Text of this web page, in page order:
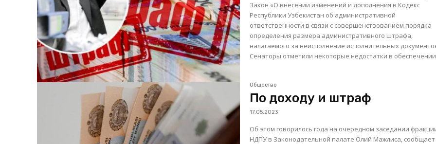
Закон «О внесении изменений и дополнения в Кодекс
Республики Узбекистан об административной
ответственности в связи с совершенствованием порядка
определения размера административного штрафа,
налагаемого за неисполнение исполнительных
Сенаторы отметили некоторые недостатки в
Общество
По доходу и штраф
17.05.2023
Об этом говорилось года на очередном заседании
НДПУ в Законодательной палате Олий Мажлиса, сообщает